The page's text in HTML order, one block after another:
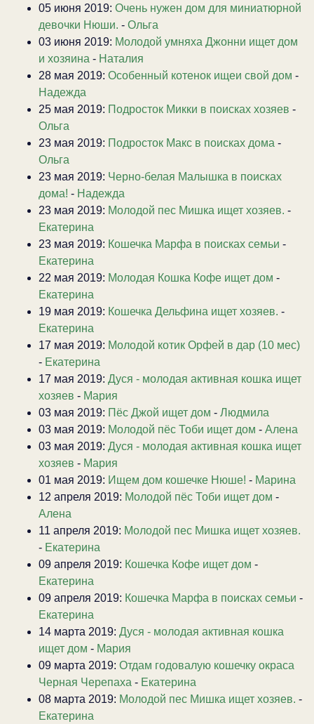
05 июня 2019: Очень нужен дом для миниатюрной
девочки Нюши. - Ольга
03 июня 2019: Молодой умняха Джонни ищет дом
и хозяина - Наталия
28 мая 2019: Особенный котенок ищеи свой дом -
Надежда
25 мая 2019: Подросток Микки в поисках хозяев -
Ольга
23 мая 2019: Подросток Макс в поисках дома -
Ольга
23 мая 2019: Черно-белая Малышка в поисках
дома! - Надежда
23 мая 2019: Молодой пес Мишка ищет хозяев. -
Екатерина
23 мая 2019: Кошечка Марфа в поисках семьи -
Екатерина
22 мая 2019: Молодая Кошка Кофе ищет дом -
Екатерина
19 мая 2019: Кошечка Дельфина ищет хозяев. -
Екатерина
17 мая 2019: Молодой котик Орфей в дар (10 мес)
- Екатерина
17 мая 2019: Дуся - молодая активная кошка ищет
хозяев - Мария
03 мая 2019: Пёс Джой ищет дом - Людмила
03 мая 2019: Молодой пёс Тоби ищет дом - Алена
03 мая 2019: Дуся - молодая активная кошка ищет
хозяев - Мария
01 мая 2019: Ищем дом кошечке Нюше! - Марина
12 апреля 2019: Молодой пёс Тоби ищет дом -
Алена
11 апреля 2019: Молодой пес Мишка ищет хозяев.
- Екатерина
09 апреля 2019: Кошечка Кофе ищет дом -
Екатерина
09 апреля 2019: Кошечка Марфа в поисках семьи -
Екатерина
14 марта 2019: Дуся - молодая активная кошка
ищет дом - Мария
09 марта 2019: Отдам годовалую кошечку окраса
Черная Черепаха - Екатерина
08 марта 2019: Молодой пес Мишка ищет хозяев. -
Екатерина